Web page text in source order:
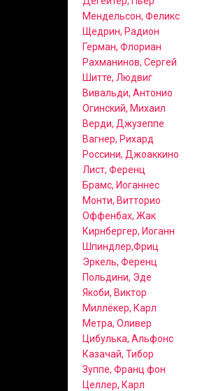
Мендельсон, Феликс
Щедрин, Радион
Герман, Флориан
Рахманинов, Сергей
Шитте, Людвиг
Вивальди, Антонио
Огинский, Михаил
Верди, Джузеппе
Вагнер, Рихард
Россини, Джоаккино
Лист, Ференц
Брамс, Иоганнес
Монти, Витторио
Оффенбах, Жак
Кирнбергер, Иоганн
Шпиндлер,Фриц
Эркель, Ференц
Польдини, Эде
Якоби, Виктор
Миллёкер, Карл
Метра, Оливер
Цибулька, Альфонс
Казачай, Тибор
Зуппе, Франц фон
Целлер, Карл